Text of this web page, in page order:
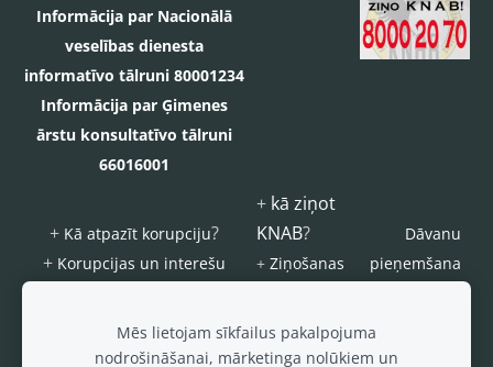
Informācija par Nacionālā
veselības dienesta
informatīvo tālruni 80001234
Informācija par Ģimenes
ārstu konsultatīvo tālruni
66016001
+ Kā atpazīt korupciju?
+ Korupcijas un interešu
kārtība
+ kā ziņot
KNAB?
+ Ziņošanas
"Ziņo
KNAB!"
Dāvanu
pieņemšana
Mēs lietojam sīkfailus pakalpojuma
nodrošināšanai, mārketinga nolūkiem un